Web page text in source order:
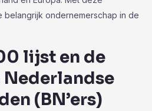
belangrijk ondernemerschap in de
lijst en de
(BN’ers)